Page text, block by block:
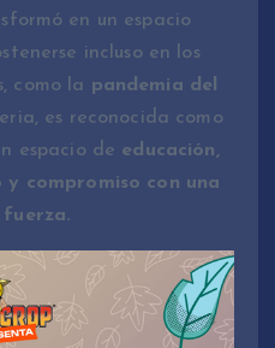
en un espacio
incluso en los
como la pandemia del
es reconocida como
espacio de educación,
compromiso con una
fuerza.